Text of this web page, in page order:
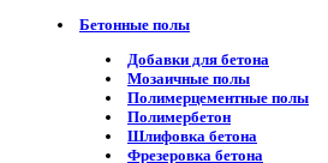
Бетонные полы
Добавки для бетона
Мозаичные полы
Полимерцементные полы
Полимербетон
Шлифовка бетона
Фрезеровка бетона